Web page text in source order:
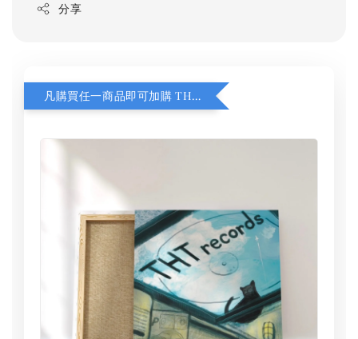
分享
凡購買任一商品即可加購 THT 九週年 同一片天空 無框畫 30 x 30 cm 附掛勾 (黑膠封面大小）